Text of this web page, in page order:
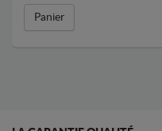
Panier